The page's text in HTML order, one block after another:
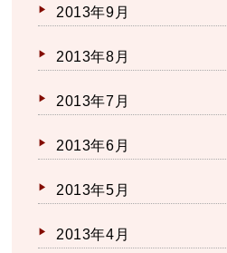
2013年9月
2013年8月
2013年7月
2013年6月
2013年5月
2013年4月